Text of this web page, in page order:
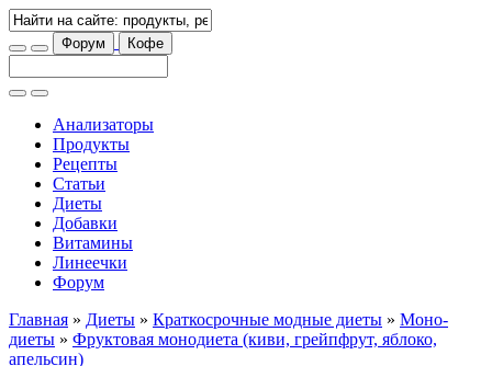
Форум Кофе
Анализаторы
Продукты
Рецепты
Статьи
Диеты
Добавки
Витамины
Линеечки
Форум
Главная » Диеты » Краткосрочные модные диеты » Моно-
диеты » Фруктовая монодиета (киви, грейпфрут, яблоко,
апельсин)